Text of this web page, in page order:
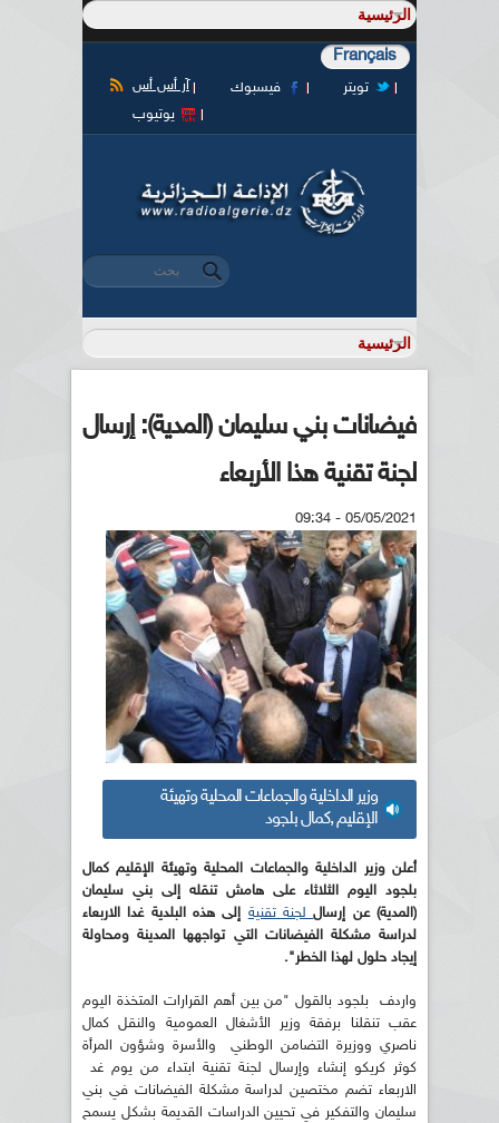
Français
آر أس أس فيسبوك
تويتر
يوتيوب
استمارة البحث
‏بحث ‏
فيضانات بني سليمان (المدية): إرسال
لجنة تقنية هذا الأربعاء
05/05/2021 - 09:34
وزير الداخلية والجماعات المحلية وتهيئة
الإقليم ,كمال بلجود
أعلن وزير الداخلية والجماعات المحلية وتهيئة الإقليم كمال
بلجود اليوم الثلاثاء على هامش تنقله إلى بني سليمان
(المدية) عن إرساللجنة تقنية إلى هذه البلدية غدا الاربعاء
لدراسة مشكلة الفيضانات التي تواجهها المدينة ومحاولة
إيجاد حلول لهذا الخطر".
واردف بلجود بالقول "من بين أهم القرارات المتخذة اليوم
عقب تنقلنا برفقة وزير الأشغال العمومية والنقل كمال
ناصري ووزيرة التضامن الوطني والأسرة وشؤون المرأة
كوثر كريكو إنشاء وإرسال لجنة تقنية ابتداء من يوم غد
الاربعاء تضم مختصين لدراسة مشكلة الفيضانات في بني
سليمان والتفكير في تحيين الدراسات القديمة بشكل يسمح